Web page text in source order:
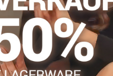
0
angenehmer Baumwolle.
ganzen Tag.